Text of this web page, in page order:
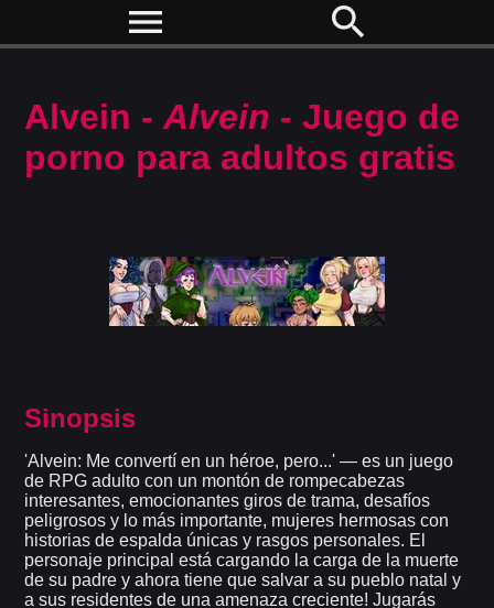
menu search
Alvein -Alvein - Juego de
porno para adultos gratis
Sinopsis
'Alvein: Me convertí en un héroe, pero...' — es un juego
de RPG adulto con un montón de rompecabezas
interesantes, emocionantes giros de trama, desafíos
peligrosos y lo más importante, mujeres hermosas con
historias de espalda únicas y rasgos personales. El
personaje principal está cargando la carga de la muerte
de su padre y ahora tiene que salvar a su pueblo natal y
a sus residentes de una amenaza creciente! Jugarás